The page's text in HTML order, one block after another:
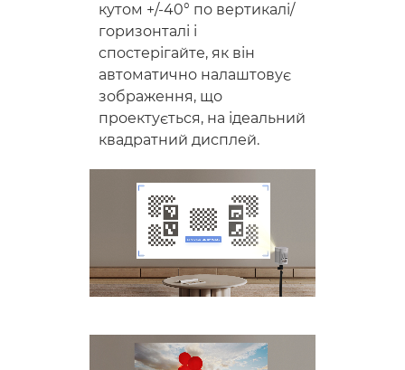
кутом +/-40° по вертикалі/
горизонталі і
спостерігайте, як він
автоматично налаштовує
зображення, що
проектується, на ідеальний
квадратний дисплей.